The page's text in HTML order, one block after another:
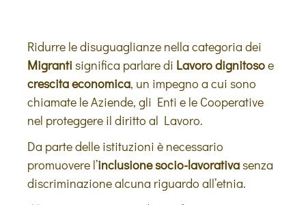
Ridurre le disuguaglianze nella categoria dei
Migranti significa parlare di Lavoro dignitosoe
crescita economica, un impegno a cui sono
chiamate le Aziende, gli Enti e le Cooperative
nel proteggere il diritto al Lavoro.
Da parte delle istituzioni è necessario
promuovere l’inclusione socio-lavorativasenza
discriminazione alcuna riguardo all’etnia.